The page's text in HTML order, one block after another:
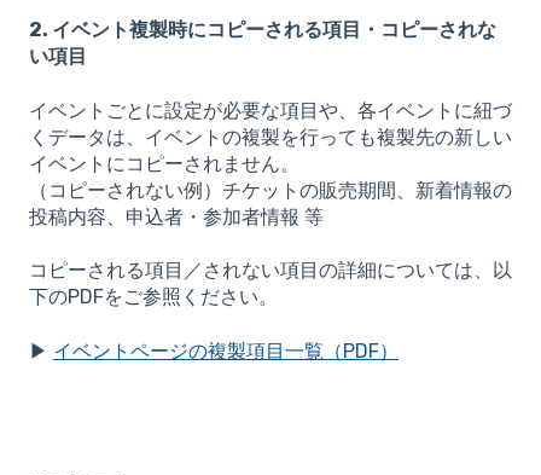
2. イベント複製時にコピーされる項目・コピーされな
い項目
イベントごとに設定が必要な項目や、各イベントに紐づ
くデータは、イベントの複製を行っても複製先の新しい
イベントにコピーされません。
（コピーされない例）チケットの販売期間、新着情報の
投稿内容、申込者・参加者情報 等
コピーされる項目／されない項目の詳細については、以
下のPDFをご参照ください。
▶ イベントページの複製項目一覧（PDF）